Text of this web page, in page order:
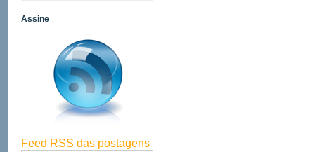
Assine
Feed RSS das postagens